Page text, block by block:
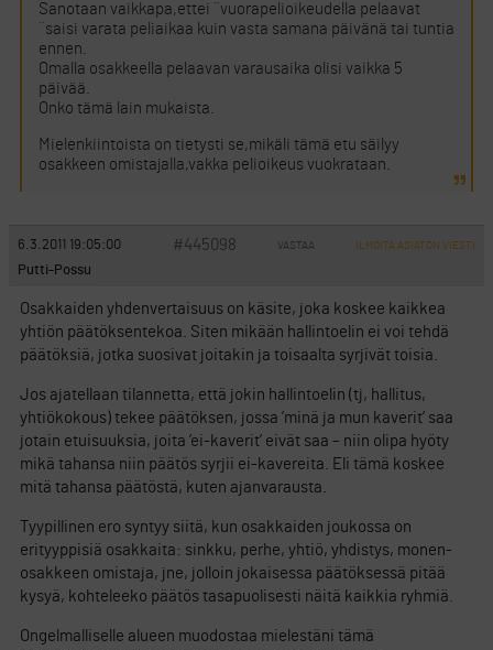
Sanotaan vaikkapa,ettei ´´vuorapelioikeudella pelaavat
´´saisi varata peliaikaa kuin vasta samana päivänä tai tuntia
ennen.
Omalla osakkeella pelaavan varausaika olisi vaikka 5
päivää.
Onko tämä lain mukaista.
Mielenkiintoista on tietysti se,mikäli tämä etu säilyy
osakkeen omistajalla,vakka pelioikeus vuokrataan.
6.3.2011 19:05:00 #445098 VASTAA ILMOITA ASIATON VIESTI
Putti-Possu
Osakkaiden yhdenvertaisuus on käsite, joka koskee kaikkea
yhtiön päätöksentekoa. Siten mikään hallintoelin ei voi tehdä
päätöksiä, jotka suosivat joitakin ja toisaalta syrjivät toisia.
Jos ajatellaan tilannetta, että jokin hallintoelin (tj, hallitus,
yhtiökokous) tekee päätöksen, jossa ’minä ja mun kaverit’ saa
jotain etuisuuksia, joita ’ei-kaverit’ eivät saa – niin olipa hyöty
mikä tahansa niin päätös syrjii ei-kavereita. Eli tämä koskee
mitä tahansa päätöstä, kuten ajanvarausta.
Tyypillinen ero syntyy siitä, kun osakkaiden joukossa on
erityyppisiä osakkaita: sinkku, perhe, yhtiö, yhdistys, monen-
osakkeen omistaja, jne, jolloin jokaisessa päätöksessä pitää
kysyä, kohteleeko päätös tasapuolisesti näitä kaikkia ryhmiä.
Ongelmalliselle alueen muodostaa mielestäni tämä